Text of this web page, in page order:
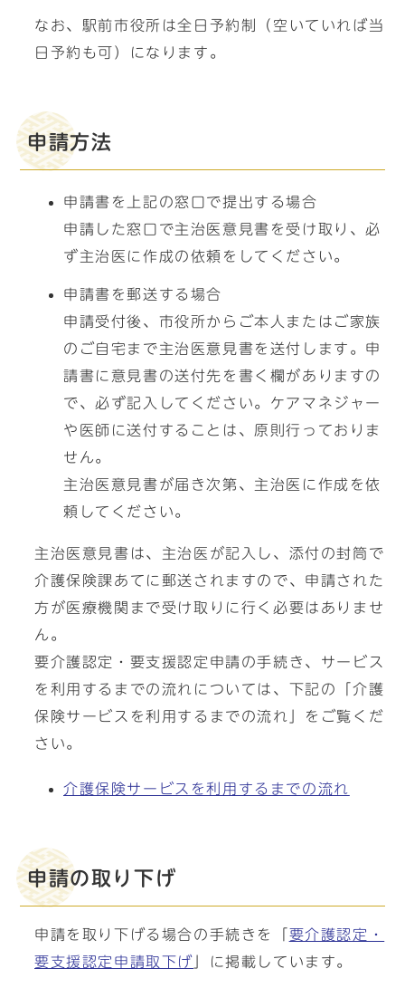
なお、駅前市役所は全日予約制（空いていれば当
日予約も可）になります。
申請方法
申請書を上記の窓口で提出する場合
申請した窓口で主治医意見書を受け取り、必
ず主治医に作成の依頼をしてください。
申請書を郵送する場合
申請受付後、市役所からご本人またはご家族
のご自宅まで主治医意見書を送付します。申
請書に意見書の送付先を書く欄がありますの
で、必ず記入してください。ケアマネジャー
や医師に送付することは、原則行っておりま
せん。
主治医意見書が届き次第、主治医に作成を依
頼してください。
主治医意見書は、主治医が記入し、添付の封筒で
介護保険課あてに郵送されますので、申請された
方が医療機関まで受け取りに行く必要はありませ
ん。
要介護認定・要支援認定申請の手続き、サービス
を利用するまでの流れについては、下記の「介護
保険サービスを利用するまでの流れ」をご覧くだ
さい。
介護保険サービスを利用するまでの流れ
申請の取り下げ
申請を取り下げる場合の手続きを「 要介護認定・
要支援認定申請取下げ 」に掲載しています。